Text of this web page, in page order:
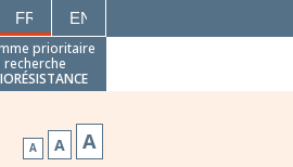
FRANÇAISENGLISH
prioritaire
recherche
A A A